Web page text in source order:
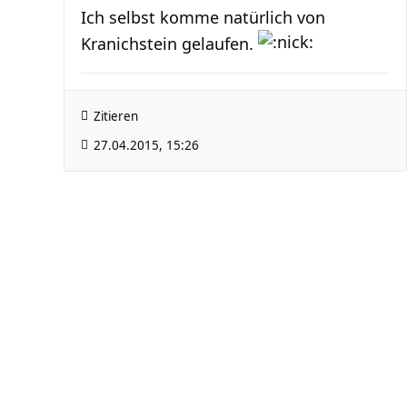
Ich selbst komme natürlich von
Kranichstein gelaufen.
Zitieren
27.04.2015, 15:26